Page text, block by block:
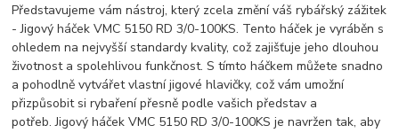
Představujeme vám nástroj, který zcela změní váš rybářský zážitek
- Jigový háček VMC 5150 RD 3/0-100KS. Tento háček je vyráběn s
ohledem na nejvyšší standardy kvality, což zajišťuje jeho dlouhou
životnost a spolehlivou funkčnost. S tímto háčkem můžete snadno
a pohodlně vytvářet vlastní jigové hlavičky, což vám umožní
přizpůsobit si rybaření přesně podle vašich představ a
potřeb. Jigový háček VMC 5150 RD 3/0-100KS je navržen tak, aby